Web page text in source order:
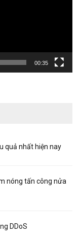
00:35
quả nhất hiện nay
nóng tấn công nửa
DDoS